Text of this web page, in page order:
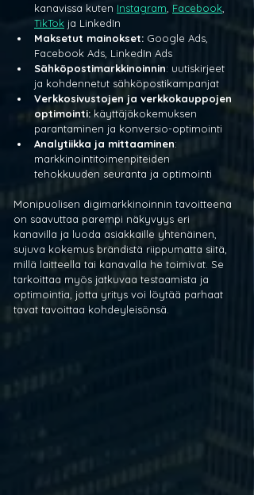
kanavissa kuten Instagram Facebook
TikTok ja LinkedIn
Maksetut mainokset: Google Ads,
Facebook Ads, LinkedIn Ads
Sähköpostimarkkinoinnin: uutiskirjeet
ja kohdennetut sähköpostikampanjat
Verkkosivustojen ja verkkokauppojen
optimointi: käyttäjäkokemuksen
parantaminen ja konversio-optimointi
Analytiikka ja mittaaminen:
markkinointitoimenpiteiden
tehokkuuden seuranta ja optimointi
Monipuolisen digimarkkinoinnin tavoitteena
on saavuttaa parempi näkyvyys eri
kanavilla ja luoda asiakkaille yhtenäinen,
sujuva kokemus brändistä riippumatta siitä,
millä laitteella tai kanavalla he toimivat. Se
tarkoittaa myös jatkuvaa testaamista ja
optimointia, jotta yritys voi löytää parhaat
tavat tavoittaa kohdeyleisönsä.